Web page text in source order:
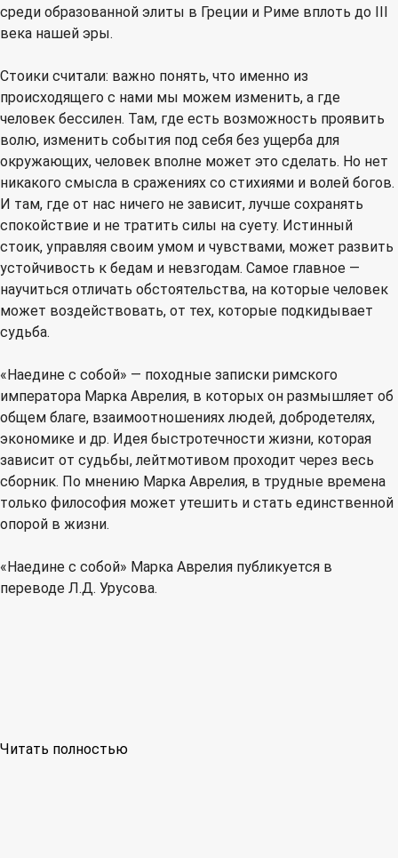
среди образованной элиты в Греции и Риме вплоть до III
века нашей эры.
Стоики считали: важно понять, что именно из
происходящего с нами мы можем изменить, а где
человек бессилен. Там, где есть возможность проявить
волю, изменить события под себя без ущерба для
окружающих, человек вполне может это сделать. Но нет
никакого смысла в сражениях со стихиями и волей богов.
И там, где от нас ничего не зависит, лучше сохранять
спокойствие и не тратить силы на суету. Истинный
стоик, управляя своим умом и чувствами, может развить
устойчивость к бедам и невзгодам. Самое главное —
научиться отличать обстоятельства, на которые человек
может воздействовать, от тех, которые подкидывает
судьба.
«Наедине с собой» — походные записки римского
императора Марка Аврелия, в которых он размышляет об
общем благе, взаимоотношениях людей, добродетелях,
экономике и др. Идея быстротечности жизни, которая
зависит от судьбы, лейтмотивом проходит через весь
сборник. По мнению Марка Аврелия, в трудные времена
только философия может утешить и стать единственной
опорой в жизни.
«Наедине с собой» Марка Аврелия публикуется в
переводе Л.Д. Урусова.
Читать полностью